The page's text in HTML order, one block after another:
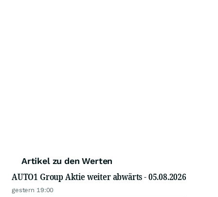
Artikel zu den Werten
AUTO1 Group Aktie weiter abwärts - 05.08.2026
gestern 19:00